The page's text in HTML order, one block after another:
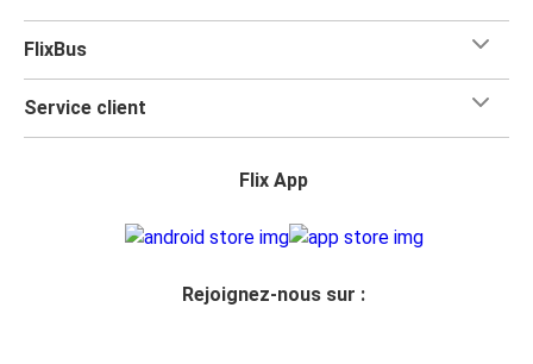
FlixBus
Service client
Flix App
Rejoignez-nous sur :